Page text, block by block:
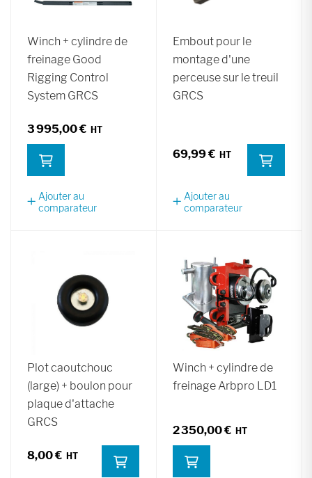
Winch + cylindre de
freinage Good
Rigging Control
System GRCS
3 995,00 €
Ajouter au
comparateur
Embout pour le
montage d'une
perceuse sur le treuil
GRCS
69,99 €
Ajouter au
comparateur
Plot caoutchouc
(large) + boulon pour
plaque d'attache
GRCS
8,00 €
Winch + cylindre de
freinage Arbpro LD1
2 350,00 €